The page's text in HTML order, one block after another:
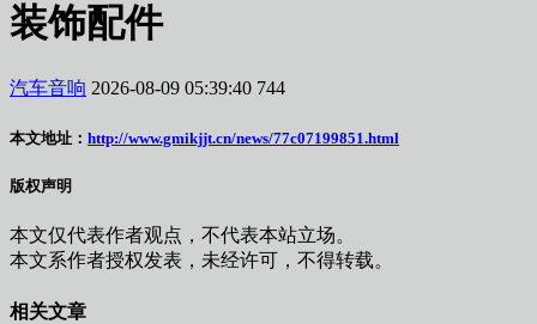
装饰配件
汽车音响 2026-08-09 05:39:40 744
本文地址： http://www.gmikjjt.cn/news/77c07199851.html
版权声明
本文仅代表作者观点，不代表本站立场。
本文系作者授权发表，未经许可，不得转载。
相关文章